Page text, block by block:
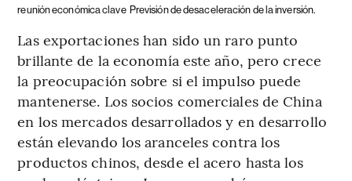
reunión económica clave Previsión de desaceleración de la inversión.
Las exportaciones han sido un raro punto
brillante de la economía este año, pero crece
la preocupación sobre si el impulso puede
mantenerse. Los socios comerciales de China
en los mercados desarrollados y en desarrollo
están elevando los aranceles contra los
productos chinos, desde el acero hasta los